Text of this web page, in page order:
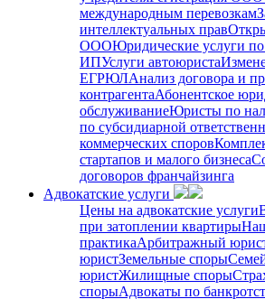
международным перевозкам
интеллектуальных прав
ОООЮридические услуги
ИПУслуги автоюриста
ЕГРЮЛАнализ договора и
контрагентаАбонентское
обслуживаниеЮристы по
по субсидиарной
коммерческих споров
стартапов и малого бизнеса
договоров франчайзинга
Адвокатские услуги
Цены на адвокатские услуги
при затоплении квартиры
практикаАрбитражный
юристЗемельные споры
юристЖилищные споры
спорыАдвокаты по